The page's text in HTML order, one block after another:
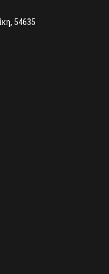
54635